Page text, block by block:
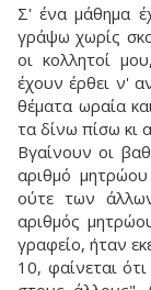
Σ' ένα μάθημα
γράψω χωρίς
οι κολλητοί
έχουν έρθει ν'
θέματα ωραία
τα δίνω πίσω κι
Βγαίνουν οι
αριθμό
ούτε των
αριθμός
γραφείο, ήταν
10, φαίνεται